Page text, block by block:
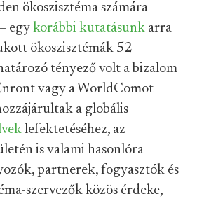
ökoszisztéma számára
egy korábbi kutatásunk arra
ökoszisztémák 52
tényező volt a bizalom
vagy a WorldComot
a globális
lefektetéséhez, az
is valami hasonlóra
partnerek, fogyasztók és
szervezők közös érdeke,